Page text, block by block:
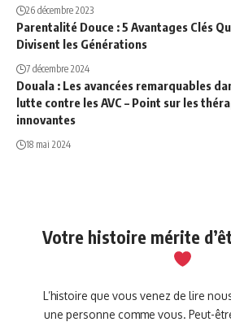
26 décembre 2023
Parentalité Douce : 5 Avantages Clés
Divisent les Générations
7 décembre 2024
Douala : Les avancées remarquables
lutte contre les AVC – Point sur les
innovantes
18 mai 2024
Votre histoire mérite
L’histoire que vous venez de lire
une personne comme vous. Peut-